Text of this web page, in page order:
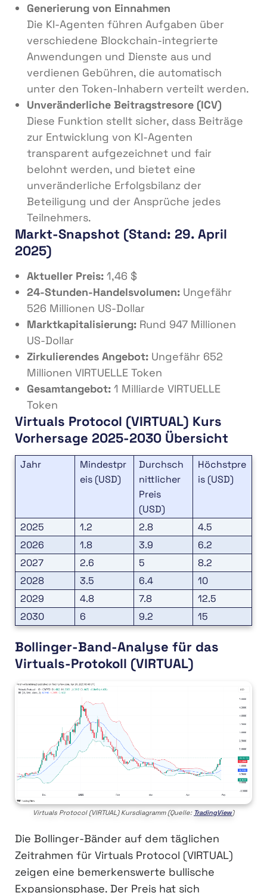
Generierung von Einnahmen
Die KI-Agenten führen Aufgaben über
verschiedene Blockchain-integrierte
Anwendungen und Dienste aus und
verdienen Gebühren, die automatisch
unter den Token-Inhabern verteilt werden.
Unveränderliche Beitragstresore (ICV)
Diese Funktion stellt sicher, dass Beiträge
zur Entwicklung von KI-Agenten
transparent aufgezeichnet und fair
belohnt werden, und bietet eine
unveränderliche Erfolgsbilanz der
Beteiligung und der Ansprüche jedes
Teilnehmers.
Markt-Snapshot (Stand: 29. April
2025)
Aktueller Preis: 1,46 $
24-Stunden-Handelsvolumen: Ungefähr
526 Millionen US-Dollar
Marktkapitalisierung: Rund 947 Millionen
US-Dollar
Zirkulierendes Angebot: Ungefähr 652
Millionen VIRTUELLE Token
Gesamtangebot: 1 Milliarde VIRTUELLE
Token
Virtuals Protocol (VIRTUAL) Kurs
Vorhersage 2025-2030 Übersicht
Jahr
Mindestpr
eis (USD)
Durchsch
nittlicher
Preis
(USD)
Höchstpre
is (USD)
2025 1.2 2.8
4.5
2026
1.8 3.9
6.2
2027
2.6 5
8.2
2028
3.5 6.4
10
2029
4.8 7.8
12.5
2030
6 9.2 15
Bollinger-Band-Analyse für das
Virtuals-Protokoll (VIRTUAL)
Virtuals Protocol (VIRTUAL) Kursdiagramm (Quelle: TradingView)
Die Bollinger-Bänder auf dem täglichen
Zeitrahmen für Virtuals Protocol (VIRTUAL)
zeigen eine bemerkenswerte bullische
Expansionsphase. Der Preis hat sich